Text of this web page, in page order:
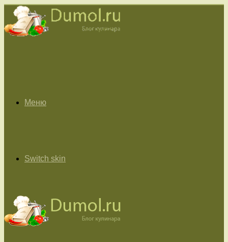
Меню
Switch skin